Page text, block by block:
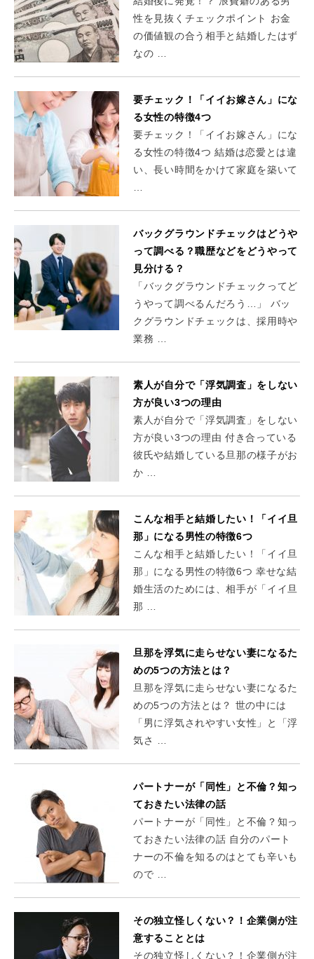
性を見抜くチェックポイント お金
の価値観の合う相手と結婚したはず
なの …
要チェック！「イイお嫁さん」にな
る女性の特徴4つ
要チェック！「イイお嫁さん」にな
る女性の特徴4つ 結婚は恋愛とは違
い、長い時間をかけて家庭を築いて
…
バックグラウンドチェックはどうや
って調べる？職歴などをどうやって
見分ける？
「バックグラウンドチェックってど
うやって調べるんだろう…」 バッ
クグラウンドチェックは、採用時や
業務 …
素人が自分で「浮気調査」をしない
方が良い3つの理由
素人が自分で「浮気調査」をしない
方が良い3つの理由 付き合っている
彼氏や結婚している旦那の様子がお
か …
こんな相手と結婚したい！「イイ旦
那」になる男性の特徴6つ
こんな相手と結婚したい！「イイ旦
那」になる男性の特徴6つ 幸せな結
婚生活のためには、相手が「イイ旦
那 …
旦那を浮気に走らせない妻になるた
めの5つの方法とは？
旦那を浮気に走らせない妻になるた
めの5つの方法とは？ 世の中には
「男に浮気されやすい女性」と「浮
気さ …
パートナーが「同性」と不倫？知っ
ておきたい法律の話
パートナーが「同性」と不倫？知っ
ておきたい法律の話 自分のパート
ナーの不倫を知るのはとても辛いも
ので …
その独立怪しくない？！企業側が注
意することとは
その独立怪しくない？！企業側が注